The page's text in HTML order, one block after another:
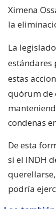
Ximena
la
La
estándares
estas
quórum de
condenas
De esta
si el INDH
podría